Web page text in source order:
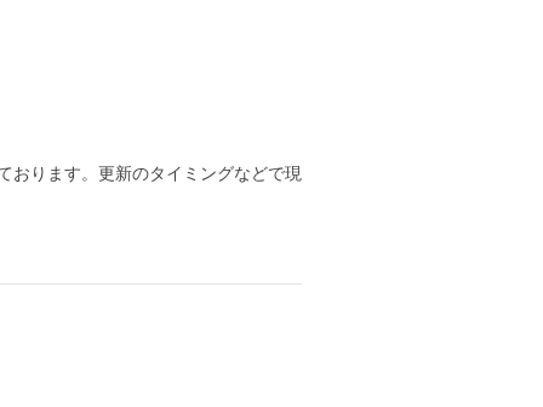
おります。更新のタイミングなどで現